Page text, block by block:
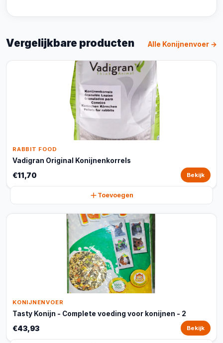
Vergelijkbare producten Alle Konijnenvoer →
RABBIT FOOD
Vadigran Original Konijnenkorrels
€11,70 Bekijk
Toevoegen
KONIJNENVOER
Tasty Konijn - Complete voeding voor konijnen - 2
€43,93 Bekijk